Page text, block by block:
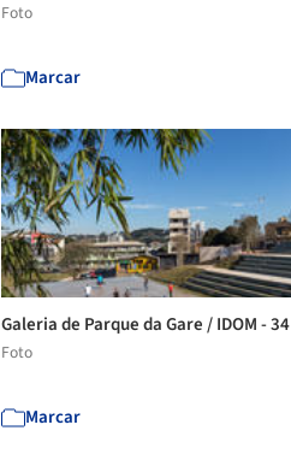
Foto
Marcar
Galeria de Parque da Gare / IDOM - 34
Foto
Marcar